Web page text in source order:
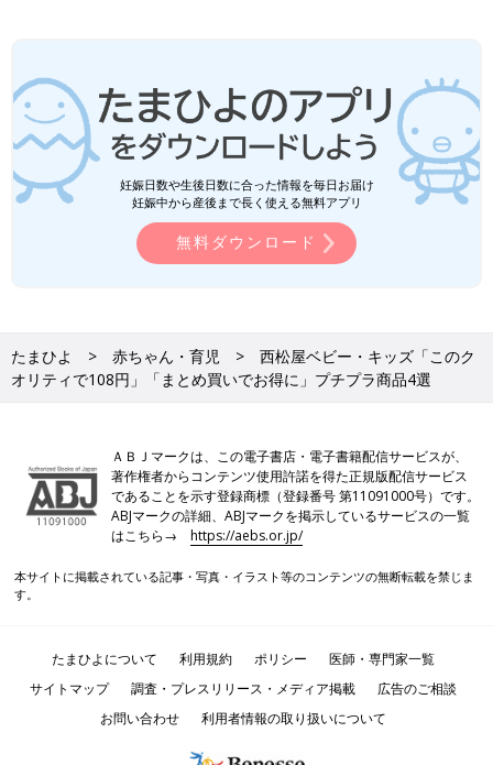
妊娠日数や生後日数に合った情報を毎日お届け
妊娠中から産後まで長く使える無料アプリ
無料ダウンロード
たまひよ 赤ちゃん・育児
西松屋ベビー・キッズ「このク
オリティで108円」「まとめ買いでお得に」プチプラ商品4選
ＡＢＪマークは、この電子書店・電子書籍配信サービスが、
著作権者からコンテンツ使用許諾を得た正規版配信サービス
であることを示す登録商標（登録番号 第11091000号）です。
ABJマークの詳細、ABJマークを掲示しているサービスの一覧
はこちら→https://aebs.or.jp/
本サイトに掲載されている記事・写真・イラスト等のコンテンツの無断転載を禁じま
す。
たまひよについて 利用規約 ポリシー
医師・専門家一覧
サイトマップ
調査・プレスリリース・メディア掲載
広告のご相談
お問い合わせ
利用者情報の取り扱いについて